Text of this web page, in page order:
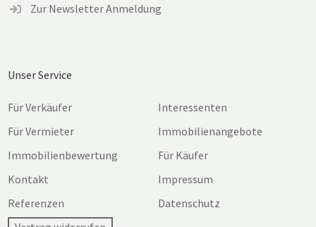
Zur Newsletter Anmeldung
Unser Service
Für Verkäufer
Interessenten
Für Vermieter
Immobilienangebote
Immobilienbewertung
Für Käufer
Kontakt
Impressum
Referenzen
Datenschutz